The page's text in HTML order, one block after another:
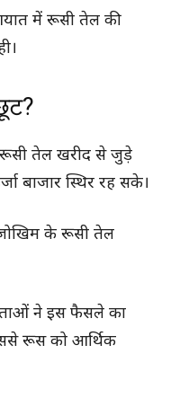
में रूसी तेल की
तेल खरीद से जुड़े
बाजार स्थिर रह सके।
के रूसी तेल
ने इस फैसले का
रूस को आर्थिक